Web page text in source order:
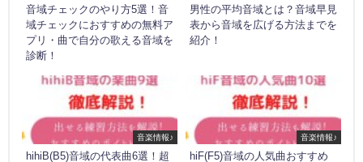
音域チェックのやり方5選！音
域チェックにおすすめの無料ア
プリ・曲で自分の歌える音域を
診断！
男性の平均音域とは？音域早見
表から音域を広げる方法までを
紹介！
音楽情報♪
hihiB(B5)音域の代表曲6選！超
音楽情報♪
hiF(F5)音域の人気曲おすすめ